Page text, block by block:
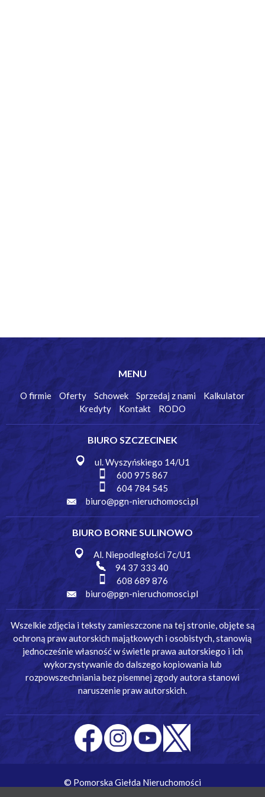
MENU
O firmie Oferty Schowek Sprzedaj z nami
Kalkulator
Kredyty
Kontakt RODO
BIURO SZCZECINEK
ul. Wyszyńskiego 14/U1
600 975 867
604 784 545
biuro@pgn-nieruchomosci.pl
BIURO BORNE SULINOWO
Al. Niepodległości 7c/U1
94 37 333 40
608 689 876
biuro@pgn-nieruchomosci.pl
Wszelkie zdjęcia i teksty zamieszczone na tej stronie, objęte są
ochroną praw autorskich majątkowych i osobistych, stanowią
jednocześnie własność w świetle prawa autorskiego i ich
wykorzystywanie do dalszego kopiowania lub
rozpowszechniania bez pisemnej zgody autora stanowi
naruszenie praw autorskich.
© Pomorska Giełda Nieruchomości